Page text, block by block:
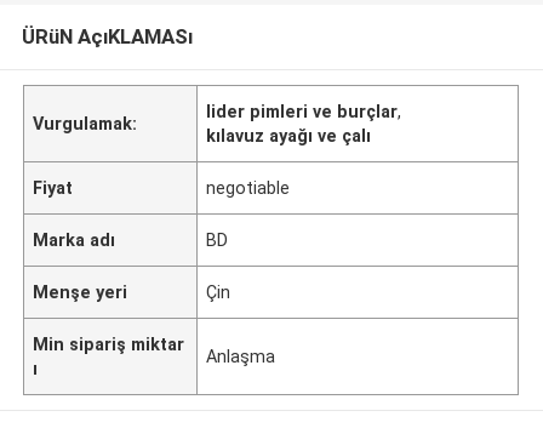
ÜRüN AçıKLAMASı
Vurgulamak:
lider pimleri ve burçlar,
kılavuz ayağı ve çalı
Fiyat negotiable
Marka adı BD
Menşe yeri Çin
Min sipariş miktar
ı
Anlaşma